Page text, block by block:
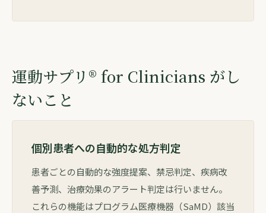
運動サプリ® for Clinicians がし
ないこと
個別患者への自動的な処方判定
患者ごとの自動的な強度提案、禁忌判定、疾病改
善予測、治療効果のアラート判定は行いません。
これらの機能はプログラム医療機器（SaMD）該当